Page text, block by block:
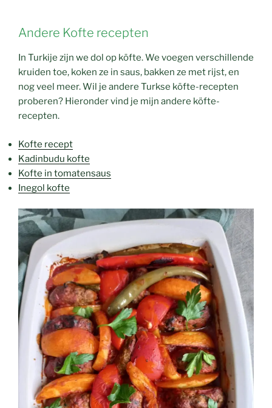
Andere Kofte recepten
In Turkije zijn we dol op köfte. We voegen verschillende
kruiden toe, koken ze in saus, bakken ze met rijst, en
nog veel meer. Wil je andere Turkse köfte-recepten
proberen? Hieronder vind je mijn andere köfte-
recepten.
Kofte recept
Kadinbudu kofte
Kofte in tomatensaus
Inegol kofte